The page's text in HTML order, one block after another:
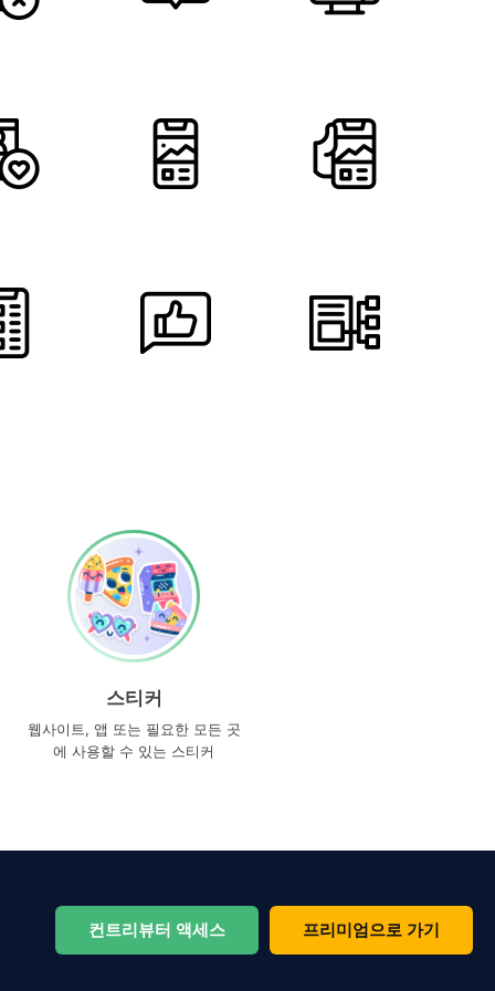
스티커
웹사이트, 앱 또는 필요한 모든 곳
에 사용할 수 있는 스티커
컨트리뷰터 액세스 프리미엄으로 가기